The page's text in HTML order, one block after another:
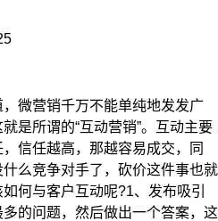
微营销千万不能单纯地发发广
是所谓的“互动营销”。互动主要
信任越高，那越容易成交，同
么竞争对手了，砍价这件事也就
何与客户互动呢?1、发布吸引
的问题，然后做出一个答案，这